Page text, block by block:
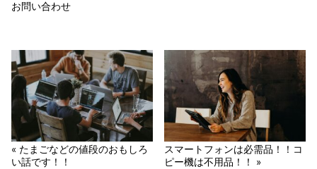
お問い合わせ
« たまごなどの値段のおもしろ
い話です！！
スマートフォンは必需品！！コ
ピー機は不用品！！ »